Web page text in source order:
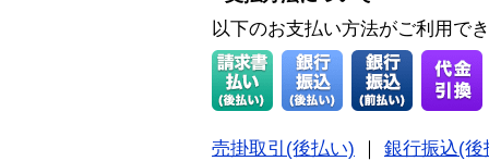
以下のお支払い方法がご利用で
売掛取引(後払い)
銀行振込(後